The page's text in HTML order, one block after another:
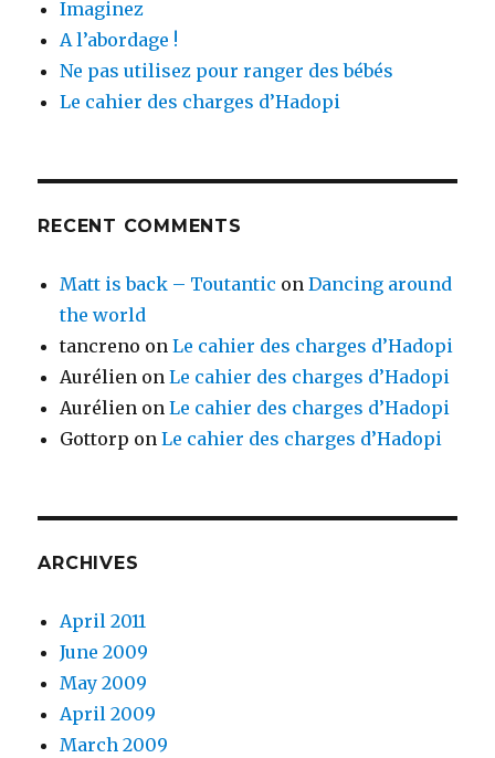
Imaginez
A l’abordage !
Ne pas utilisez pour ranger des bébés
Le cahier des charges d’Hadopi
RECENT COMMENTS
Matt is back – Toutantic onDancing around
the world
tancreno onLe cahier des charges d’Hadopi
Aurélien onLe cahier des charges d’Hadopi
Aurélien onLe cahier des charges d’Hadopi
Gottorp onLe cahier des charges d’Hadopi
ARCHIVES
April 2011
June 2009
May 2009
April 2009
March 2009